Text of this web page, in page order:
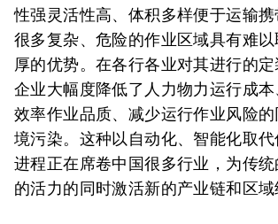
性强灵活性高、体积多样便于运输
很多复杂、危险的作业区域具有难
厚的优势。在各行各业对其进行的定
企业大幅度降低了人力物力运行成
效率作业品质、减少运行作业风险
境污染。这种以自动化、智能化取
进程正在席卷中国很多行业，为传
的活力的同时激活新的产业链和区域